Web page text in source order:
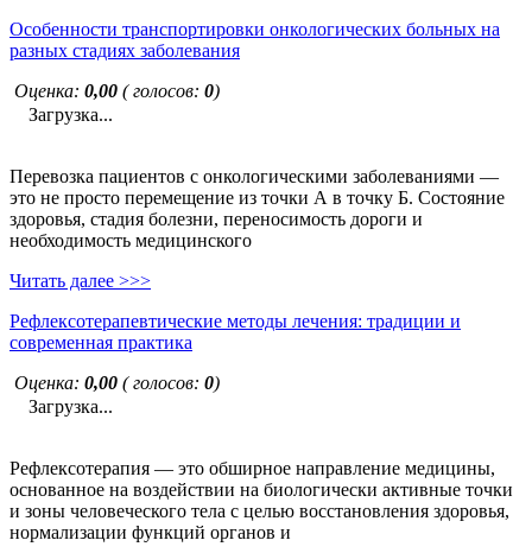
Особенности транспортировки онкологических больных на
разных стадиях заболевания
Оценка: 0,00 ( голосов: 0)
Загрузка...
Перевозка пациентов с онкологическими заболеваниями —
это не просто перемещение из точки А в точку Б. Состояние
здоровья, стадия болезни, переносимость дороги и
необходимость медицинского
Читать далее >>>
Рефлексотерапевтические методы лечения: традиции и
современная практика
Оценка: 0,00 ( голосов: 0)
Загрузка...
Рефлексотерапия — это обширное направление медицины,
основанное на воздействии на биологически активные точки
и зоны человеческого тела с целью восстановления здоровья,
нормализации функций органов и